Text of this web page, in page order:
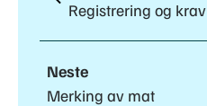
Registrering og krav
Neste
Merking av mat